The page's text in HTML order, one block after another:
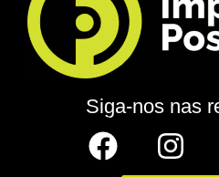
Siga-nos nas